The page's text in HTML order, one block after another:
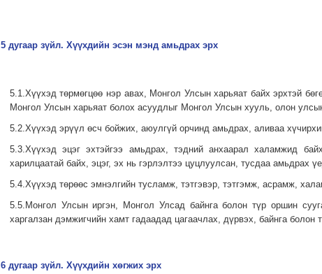
5 дугаар зүйл. Хүүхдийн эсэн мэнд амьдрах эрх
5.1.Хүүхэд төрмөгцөө нэр авах, Монгол Улсын харьяат байх эрхтэй
Монгол Улсын харьяат болох асуудлыг Монгол Улсын хууль, олон улсын
5.2.Хүүхэд эрүүл өсч бойжих, аюулгүй орчинд амьдрах, аливаа
5.3.Хүүхэд эцэг эхтэйгээ амьдрах, тэдний анхаарал халамжид
харилцаатай байх, эцэг, эх нь гэрлэлтээ цуцлуулсан, тусдаа амьдрах
5.4.Хүүхэд төрөөс эмнэлгийн тусламж, тэтгэвэр, тэтгэмж, асрамж,
5.5.Монгол Улсын иргэн, Монгол Улсад байнга болон түр оршин
харгалзан дэмжигчийн хамт гадаадад цагаачлах, дүрвэх, байнга болон
6 дугаар зүйл. Хүүхдийн хөгжих эрх